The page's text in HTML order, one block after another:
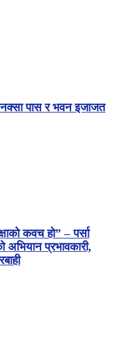
पास र भवन इजाजत
कवच हो” – पर्सा
अभियान प्रभावकारी,